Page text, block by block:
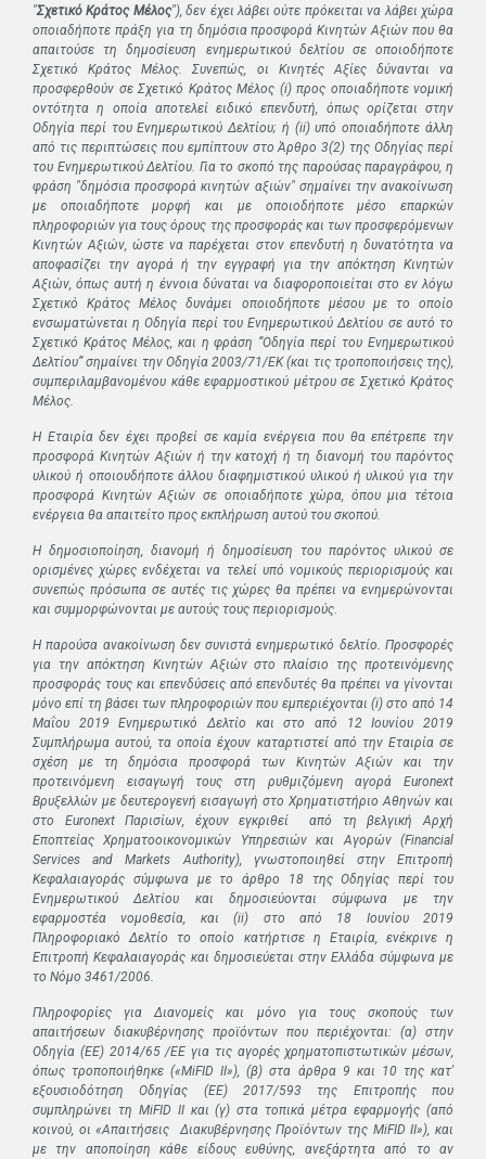
"Σχετικό Κράτος Μέλος"), δεν έχει λάβει ούτε πρόκειται να λάβει χώρα
οποιαδήποτε πράξη για τη δημόσια προσφορά Κινητών Αξιών που θα
απαιτούσε τη δημοσίευση ενημερωτικού δελτίου σε οποιοδήποτε
Σχετικό Κράτος Μέλος. Συνεπώς, οι Κινητές Αξίες δύνανται να
προσφερθούν σε Σχετικό Κράτος Μέλος (i) προς οποιαδήποτε νομική
οντότητα η οποία αποτελεί ειδικό επενδυτή, όπως ορίζεται στην
Οδηγία περί του Ενημερωτικού Δελτίου; ή (ii) υπό οποιαδήποτε άλλη
από τις περιπτώσεις που εμπίπτουν στο Άρθρο 3(2) της Οδηγίας περί
του Ενημερωτικού Δελτίου. Για το σκοπό της παρούσας παραγράφου, η
φράση "δημόσια προσφορά κινητών αξιών" σημαίνει την ανακοίνωση
με οποιαδήποτε μορφή και με οποιοδήποτε μέσο επαρκών
πληροφοριών για τους όρους της προσφοράς και των προσφερόμενων
Κινητών Αξιών, ώστε να παρέχεται στον επενδυτή η δυνατότητα να
αποφασίζει την αγορά ή την εγγραφή για την απόκτηση Κινητών
Αξιών, όπως αυτή η έννοια δύναται να διαφοροποιείται στο εν λόγω
Σχετικό Κράτος Μέλος δυνάμει οποιοδήποτε μέσου με το οποίο
ενσωματώνεται η Οδηγία περί του Ενημερωτικού Δελτίου σε αυτό το
Σχετικό Κράτος Μέλος, και η φράση “Οδηγία περί του Ενημερωτικού
Δελτίου” σημαίνει την Οδηγία 2003/71/ΕΚ (και τις τροποποιήσεις της),
συμπεριλαμβανομένου κάθε εφαρμοστικού μέτρου σε Σχετικό Κράτος
Μέλος.
Η Εταιρία δεν έχει προβεί σε καμία ενέργεια που θα επέτρεπε την
προσφορά Κινητών Αξιών ή την κατοχή ή τη διανομή του παρόντος
υλικού ή οποιουδήποτε άλλου διαφημιστικού υλικού ή υλικού για την
προσφορά Κινητών Αξιών σε οποιαδήποτε χώρα, όπου μια τέτοια
ενέργεια θα απαιτείτο προς εκπλήρωση αυτού του σκοπού.
Η δημοσιοποίηση, διανομή ή δημοσίευση του παρόντος υλικού σε
ορισμένες χώρες ενδέχεται να τελεί υπό νομικούς περιορισμούς και
συνεπώς πρόσωπα σε αυτές τις χώρες θα πρέπει να ενημερώνονται
και συμμορφώνονται με αυτούς τους περιορισμούς
Η παρούσα ανακοίνωση δεν συνιστά ενημερωτικό δελτίο. Προσφορές
για την απόκτηση Κινητών Αξιών στο πλαίσιο της προτεινόμενης
προσφοράς τους και επενδύσεις από επενδυτές θα πρέπει να γίνονται
μόνο επί τη βάσει των πληροφοριών που εμπεριέχονται (i) στο από 14
Μαΐου 2019 Ενημερωτικό Δελτίο και στο από 12 Ιουνίου 2019
Συμπλήρωμα αυτού, τα οποία έχουν καταρτιστεί από την Εταιρία σε
σχέση με τη δημόσια προσφορά των Κινητών Αξιών και την
προτεινόμενη εισαγωγή τους στη ρυθμιζόμενη αγορά Euronext
Βρυξελλών με δευτερογενή εισαγωγή στο Χρηματιστήριο Αθηνών και
στο EuronextΠαρισίων, έχουν εγκριθεί από τη βελγική Αρχή
Εποπτείας Χρηματοοικονομικών Υπηρεσιών και Αγορών (Financial
Services and Markets Authority), γνωστοποιηθεί στην Επιτροπή
Κεφαλαιαγοράς σύμφωνα με το άρθρο 18 της Οδηγίας περί του
Ενημερωτικού Δελτίου και δημοσιεύονται σύμφωνα με την
εφαρμοστέα νομοθεσία, και (ii) στο από 18 Ιουνίου 2019
Πληροφοριακό Δελτίο το οποίο κατήρτισε η Εταιρία, ενέκρινε η
Επιτροπή Κεφαλαιαγοράς και δημοσιεύεται στην Ελλάδα σύμφωνα με
το Νόμο 3461/2006.
Πληροφορίες για Διανομείς και μόνο για τους σκοπούς των
απαιτήσεων διακυβέρνησης προϊόντων που περιέχονται: (α) στην
Οδηγία (ΕΕ) 2014/65 /ΕΕ για τις αγορές χρηματοπιστωτικών μέσων,
όπως τροποποιήθηκε («MiFID II»), (β) στα άρθρα 9 και 10 της κατ'
εξουσιοδότηση Οδηγίας (ΕΕ) 2017/593 της Επιτροπής που
συμπληρώνει τη MiFID II και (γ) στα τοπικά μέτρα εφαρμογής (από
κοινού, οι «Απαιτήσεις Διακυβέρνησης Προϊόντων της MiFID II»), και
με την αποποίηση κάθε είδους ευθύνης, ανεξάρτητα από το αν